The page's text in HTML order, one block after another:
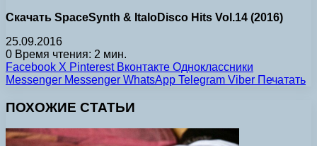
Скачать SpaceSynth & ItaloDisco Hits Vol.14 (2016)
25.09.2016
0 Время чтения: 2 мин.
Facebook X Pinterest Вконтакте Одноклассники
Messenger Messenger WhatsApp Telegram Viber Печатать
ПОХОЖИЕ СТАТЬИ